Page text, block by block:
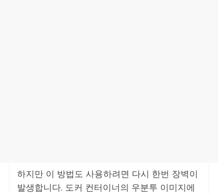
하지만 이 방법도 사용하려면 다시 한번 장벽이
발생합니다. 도커 컨터이너의 우분투 이미지에